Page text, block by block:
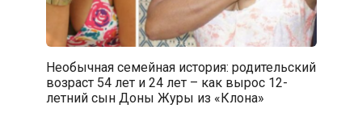
Необычная семейная история: родительский
возраст 54 лет и 24 лет – как вырос 12-
летний сын Доны Журы из «Клона»